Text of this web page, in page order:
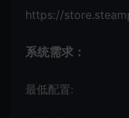
https://
系统需求：
最低配置: